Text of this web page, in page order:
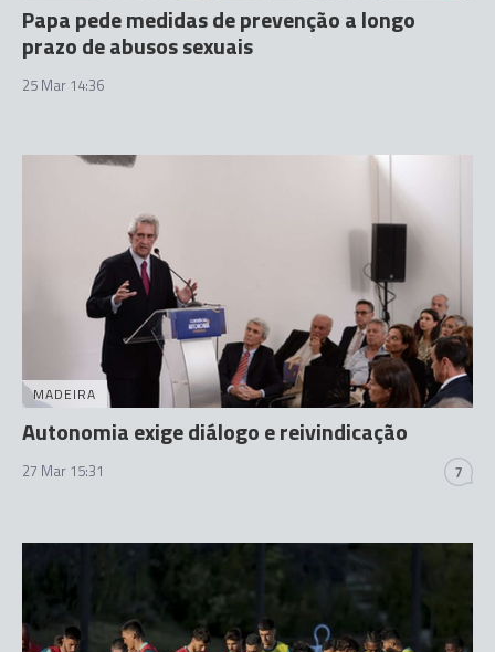
Papa pede medidas de prevenção a longo
prazo de abusos sexuais
25 Mar 14:36
MADEIRA
Autonomia exige diálogo e reivindicação
27 Mar 15:31 7